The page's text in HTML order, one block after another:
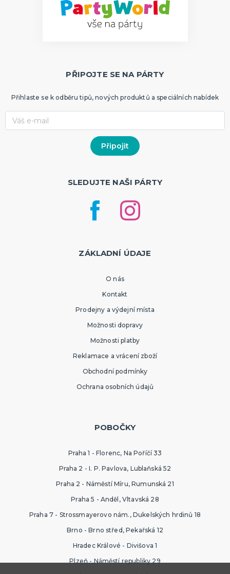
PŘIPOJTE SE NA PÁRTY
Přihlaste se k odběru tipů, nových produktů a speciálních nabídek
SLEDUJTE NAŠI PÁRTY
ZÁKLADNÍ ÚDAJE
O nás
Kontakt
Prodejny a výdejní místa
Možnosti dopravy
Možnosti platby
Reklamace a vrácení zboží
Obchodní podmínky
Ochrana osobních údajů
POBOČKY
Praha 1 - Florenc, Na Poříčí 33
Praha 2 - I. P. Pavlova, Lublaňská 52
Praha 2 - Náměstí Míru, Rumunská 21
Praha 5 - Anděl, Vltavská 28
Praha 7 - Strossmayerovo nám., Dukelských hrdinů 18
Brno - Brno střed, Pekařská 12
Hradec Králové - Divišova 1
Plzeň - Náměstí republiky 29